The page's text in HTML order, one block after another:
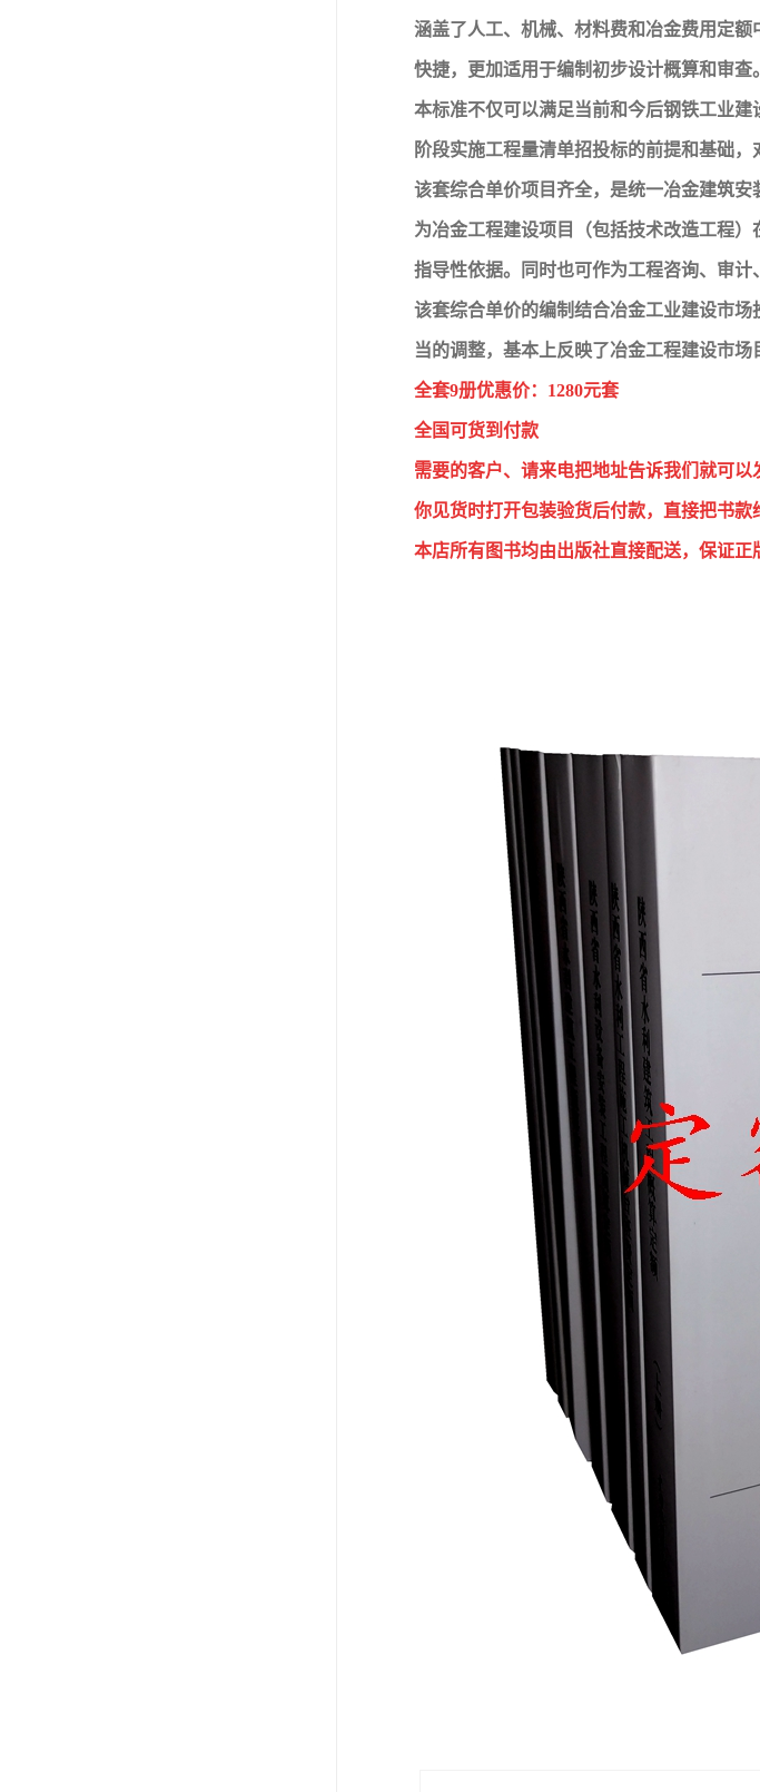
涵盖了人工、机械、材料费和冶金费用定
快捷，更加适用于编制初步设计概算和审查。
本标准不仅可以满足当前和今后钢铁工业
阶段实施工程量清单招投标的前提和基础
该套综合单价项目齐全，是统一冶金建筑
为冶金工程建设项目（包括技术改造工程
指导性依据。同时也可作为工程咨询、审计
该套综合单价的编制结合冶金工业建设市
当的调整，基本上反映了冶金工程建设市场
全套9册优惠价：1280元套
全国可货到付款
需要的客户、请来电把地址告诉我们就可以
你见货时打开包装验货后付款，直接把书款
本店所有图书均由出版社直接配送，保证